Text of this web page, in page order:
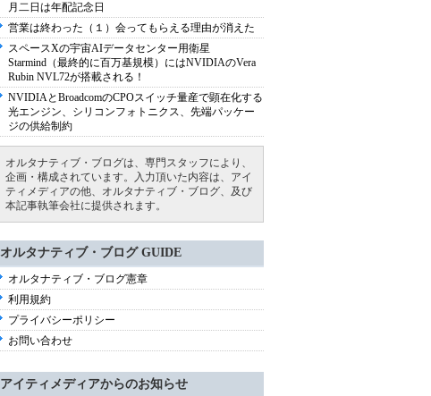
月二日は年配記念日
営業は終わった（１）会ってもらえる理由が消えた
スペースXの宇宙AIデータセンター用衛星
Starmind（最終的に百万基規模）にはNVIDIAのVera
Rubin NVL72が搭載される！
NVIDIAとBroadcomのCPOスイッチ量産で顕在化する
光エンジン、シリコンフォトニクス、先端パッケー
ジの供給制約
オルタナティブ・ブログは、専門スタッフにより、
企画・構成されています。入力頂いた内容は、アイ
ティメディアの他、オルタナティブ・ブログ、及び
本記事執筆会社に提供されます。
オルタナティブ・ブログ GUIDE
オルタナティブ・ブログ憲章
利用規約
プライバシーポリシー
お問い合わせ
アイティメディアからのお知らせ